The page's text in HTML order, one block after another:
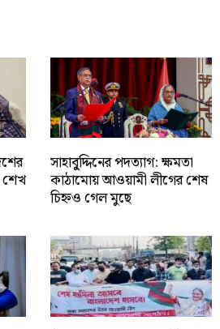
শেখ
সাহাবু্দ্দিনের পদত্যাগ: ক্ষমতা
কাঠামোয় আওয়ামী লীগের শেষ
চিহ্নও গেল মুছে